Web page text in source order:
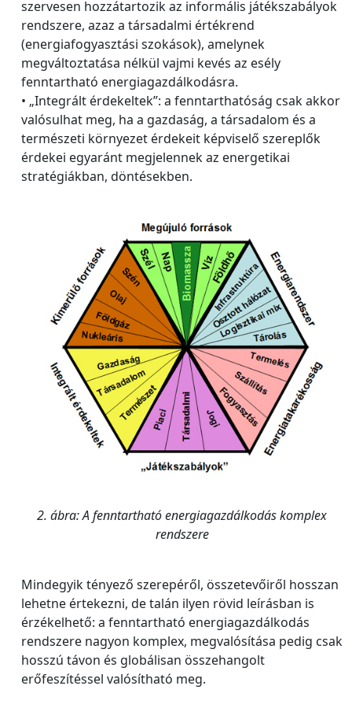
szervesen hozzátartozik az informális játékszabályok
rendszere, azaz a társadalmi értékrend
(energiafogyasztási szokások), amelynek
megváltoztatása nélkül vajmi kevés az esély
fenntartható energiagazdálkodásra.
• „Integrált érdekeltek”: a fenntarthatóság csak akkor
valósulhat meg, ha a gazdaság, a társadalom és a
természeti környezet érdekeit képviselő szereplők
érdekei egyaránt megjelennek az energetikai
stratégiákban, döntésekben.
2. ábra: A fenntartható energiagazdálkodás komplex
rendszere
Mindegyik tényező szerepéről, összetevőiről hosszan
lehetne értekezni, de talán ilyen rövid leírásban is
érzékelhető: a fenntartható energiagazdálkodás
rendszere nagyon komplex, megvalósítása pedig csak
hosszú távon és globálisan összehangolt
erőfeszítéssel valósítható meg.